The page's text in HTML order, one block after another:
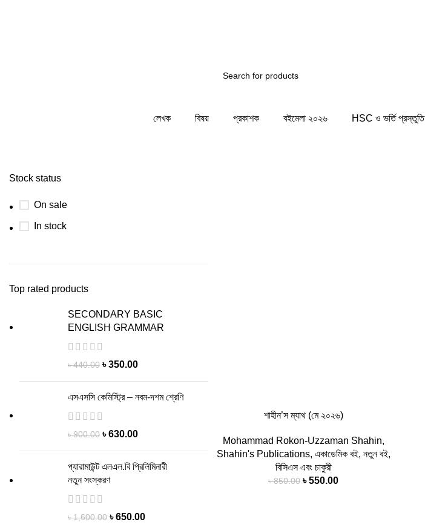
লেখক বিষয় প্রকাশক বইমেলা ২০২৬ HSC ও ভর্তি প্রস্তুতি
Stock status
On sale
In stock
Top rated products
SECONDARY BASIC
ENGLISH GRAMMAR
৳440.00 ৳350.00
এসএসসি কেমিস্ট্রি – নবম-দশম শ্রেণি
৳900.00 ৳630.00
প্যারামাউন্ট এলএল.বি প্রিলিমিনারী
নতুন সংস্করণ
৳1,600.00 ৳650.00
শাহীন’স ম্যাথ (মে ২০২৬)
Mohammad Rokon-Uzzaman Shahin,
Shahin's Publications, একাডেমিক বই, নতুন বই,
বিসিএস এবং চাকুরী
৳850.00 ৳550.00